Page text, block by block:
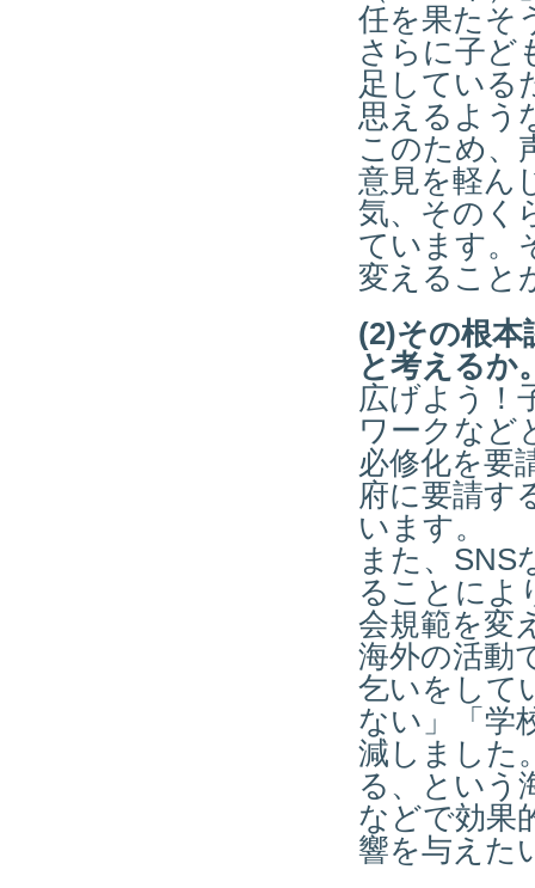
任を果たそ
さらに子ど
足している
思えるよう
このため、
意見を軽ん
気、そのく
ています。
変えること
(2)その根本
と考えるか
広げよう！
ワークなど
必修化を要
府に要請す
います。
また、SNS
ることによ
会規範を変
海外の活動
乞いをして
ない」「学
減しました
る、という
などで効果
響を与えた